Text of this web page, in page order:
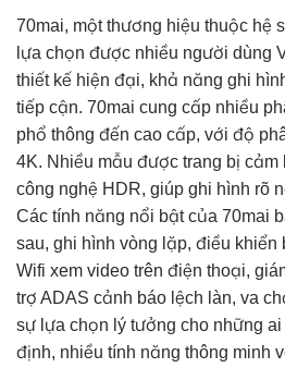
70mai, một thương hiệu thuộc hệ
lựa chọn được nhiều người dùng
thiết kế hiện đại, khả năng ghi
tiếp cận. 70mai cung cấp nhiều
phổ thông đến cao cấp, với độ
4K. Nhiều mẫu được trang bị cảm
công nghệ HDR, giúp ghi hình rõ
Các tính năng nổi bật của 70mai
sau, ghi hình vòng lặp, điều khiển
Wifi xem video trên điện thoại,
trợ ADAS cảnh báo lệch làn, va
sự lựa chọn lý tưởng cho những
định, nhiều tính năng thông minh